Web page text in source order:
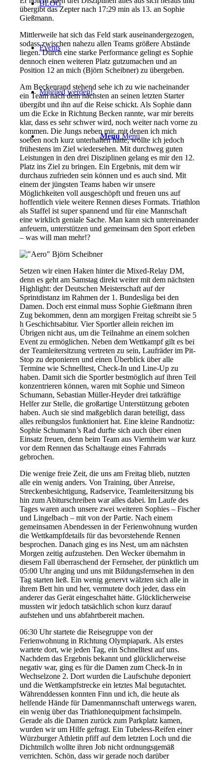
BLOG
Events
Mitglied werden!
Menü Menü
übergibt das Zepter nach 17:29 min als 13. an Sophie
Gießmann.
Mittlerweile hat sich das Feld stark auseinandergezogen,
sodass zwischen nahezu allen Teams größere Abstände
liegen. Durch eine starke Performance gelingt es Sophie
dennoch einen weiteren Platz gutzumachen und an
Position 12 an mich (Björn Scheibner) zu übergeben.
Am Beckenrand stehend sehe ich zu wie nacheinander
ein Team nach dem nächsten an seinen letzten Starter
übergibt und ihn auf die Reise schickt. Als Sophie dann
um die Ecke in Richtung Becken rannte, war mir bereits
klar, dass es sehr schwer wird, noch weiter nach vorne zu
kommen. Die Jungs neben mir, mit denen ich mich
soeben noch kurz unterhalten hatte, wollte ich jedoch
frühestens im Ziel wiedersehen. Mit durchweg guten
Leistungen in den drei Disziplinen gelang es mir den 12.
Platz ins Ziel zu bringen. Ein Ergebnis, mit dem wir
durchaus zufrieden sein können und es auch sind. Mit
einem der jüngsten Teams haben wir unsere
Möglichkeiten voll ausgeschöpft und freuen uns auf
hoffentlich viele weitere Rennen dieses Formats. Triathlon
als Staffel ist super spannend und für eine Mannschaft
eine wirklich geniale Sache. Man kann sich untereinander
anfeuern, unterstützen und gemeinsam den Sport erleben
– was will man mehr!?
Setzen wir einen Haken hinter die Mixed-Relay DM,
denn es geht am Samstag direkt weiter mit dem nächsten
Highlight: der Deutschen Meisterschaft auf der
Sprintdistanz im Rahmen der 1. Bundesliga bei den
Damen. Doch erst einmal muss Sophie Gießmann ihren
Zug bekommen, denn am morgigen Freitag schreibt sie 5
h Geschichtsabitur. Vier Sportler allein reichen im
Übrigen nicht aus, um die Teilnahme an einem solchen
Event zu ermöglichen. Neben dem Wettkampf gilt es bei
der Teamleitersitzung vertreten zu sein, Laufräder im Pit-
Stop zu deponieren und einen Überblick über alle
Termine wie Schnelltest, Check-In und Line-Up zu
haben. Damit sich die Sportler bestmöglich auf ihren Teil
konzentrieren können, waren mit Sophie und Simeon
Schumann, Sebastian Müller-Heyder drei tatkräftige
Helfer zur Stelle, die großartige Unterstützung geboten
haben. Auch sie sind maßgeblich daran beteiligt, dass
alles reibungslos funktioniert hat. Eine kleine Randnotiz:
Sophie Schumann’s Rad durfte sich auch über einen
Einsatz freuen, denn beim Team aus Viernheim war kurz
vor dem Rennen das Schaltauge eines Fahrrads
gebrochen.
Die wenige freie Zeit, die uns am Freitag blieb, nutzten
alle ein wenig anders. Von Training, über Anreise,
Streckenbesichtigung, Radservice, Teamleitersitzung bis
hin zum Abiturschreiben war alles dabei. Im Laufe des
Tages waren auch unsere zwei weiteren Sophies – Fischer
und Lingelbach – mit von der Partie. Nach einem
gemeinsamen Abendessen in der Ferienwohnung wurden
die Wettkampfdetails für das bevorstehende Rennen
besprochen. Danach ging es ins Nest, um am nächsten
Morgen zeitig aufzustehen. Den Wecker übernahm in
diesem Fall überraschend der Fernseher, der pünktlich um
05:00 Uhr anging und uns mit Bildungsfernsehen in den
Tag starten ließ. Ein wenig genervt wälzten sich alle in
ihrem Bett hin und her, vermutete doch jeder, dass ein
anderer das Gerät eingeschaltet hätte. Glücklicherweise
mussten wir jedoch tatsächlich schon kurz darauf
aufstehen und uns abfahrtbereit machen.
06:30 Uhr startete die Reisegruppe von der
Ferienwohnung in Richtung Olympiapark. Als erstes
wartete dort, wie jeden Tag, ein Schnelltest auf uns.
Nachdem das Ergebnis bekannt und glücklicherweise
negativ war, ging es für die Damen zum Check-In in
Wechselzone 2. Dort wurden die Laufschuhe deponiert
und die Wettkampfstrecke ein letztes Mal begutachtet.
Währenddessen konnten Finn und ich, die heute als
helfende Hände für Damenmannschaft unterwegs waren,
ein wenig über das Triathlonequipment fachsimpeln.
Gerade als die Damen zurück zum Parkplatz kamen,
wurden wir um Hilfe gefragt. Ein Tubeless-Reifen einer
Würzburger Athletin pfiff auf dem letzten Loch und die
Dichtmilch wollte ihren Job nicht ordnungsgemäß
verrichten. Schön, dass wir gerade noch darüber